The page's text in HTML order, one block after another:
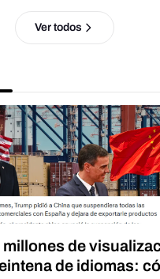
Ver todos
millones de
de idiomas: